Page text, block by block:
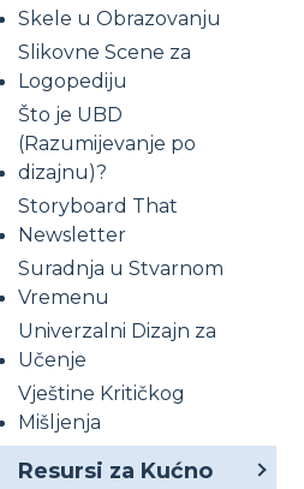
Skele u Obrazovanju
Slikovne Scene za
Logopediju
Što je UBD
(Razumijevanje po
dizajnu)?
Storyboard That
Newsletter
Suradnja u Stvarnom
Vremenu
Univerzalni Dizajn za
Učenje
Vještine Kritičkog
Mišljenja
Resursi za Kućno